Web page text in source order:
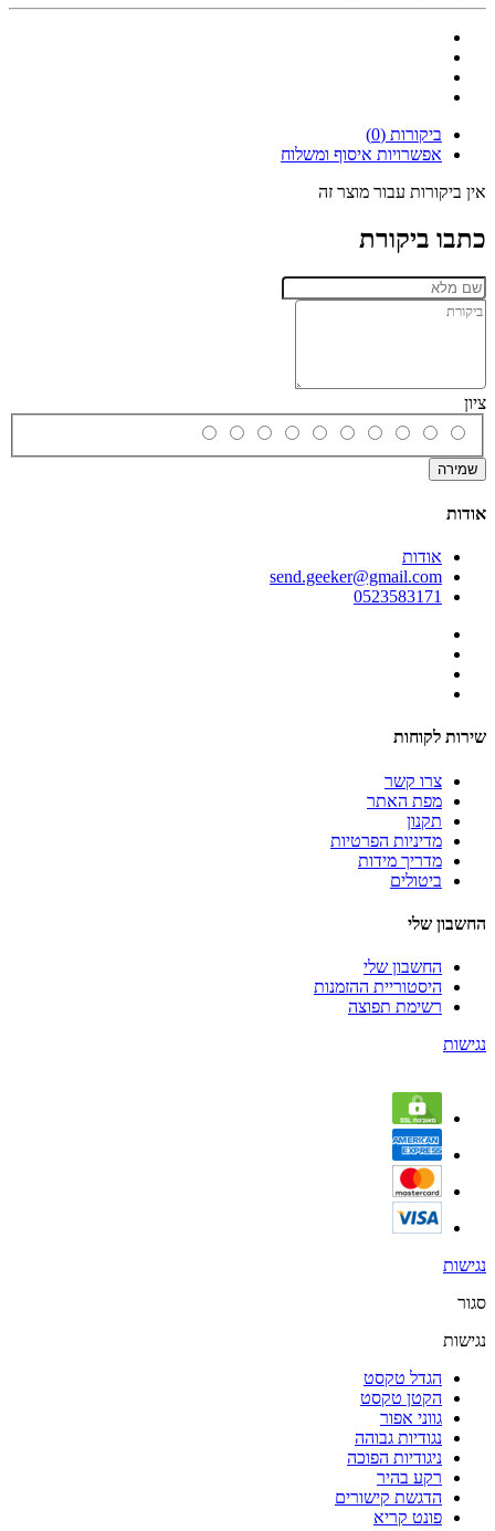
ביקורות (0)
אפשרויות איסוף ומשלוח
אין ביקורות עבור מוצר זה
כתבו ביקורת
ציון
שמירה
אודות
אודות
send.geeker@gmail.com
0523583171
שירות לקוחות
צרו קשר
מפת האתר
תקנון
מדיניות הפרטיות
מדריך מידות
ביטולים
החשבון שלי
החשבון שלי
היסטוריית ההזמנות
רשימת תפוצה
נגישות
נגישות
סגור
נגישות
הגדל טקסט
הקטן טקסט
גווני אפור
נגודיות גבוהה
ניגודיות הפוכה
רקע בהיר
הדגשת קישורים
פונט קריא